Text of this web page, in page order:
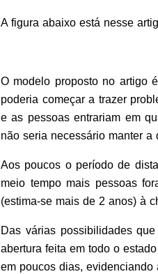
A figura abaixo está nesse
O modelo proposto no artigo
poderia começar a trazer
e as pessoas entrariam em
não seria necessário manter a
Aos poucos o período de
meio tempo mais pessoas
(estima-se mais de 2 anos) à
Das várias possibilidades
abertura feita em todo o
em poucos dias,